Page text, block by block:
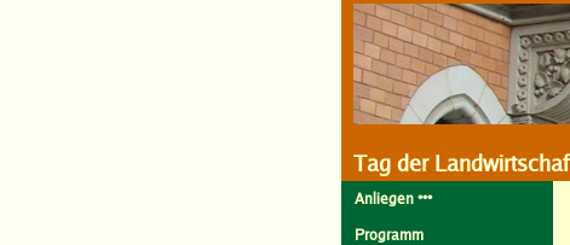
Tag der
Anliegen •••
Programm